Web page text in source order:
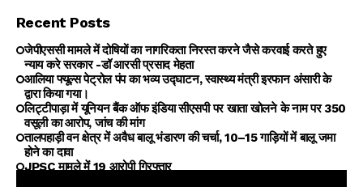
Recent Posts
जेपीएससी मामले में दोषियों का नागरिकता निरस्त करने जैसे करवाई करते हुए
न्याय करे सरकार -डॉ आरसी प्रसाद मेहता
आलिया फ्यूल्स पेट्रोल पंप का भव्य उद्घाटन, स्वास्थ्य मंत्री इरफान अंसारी के
द्वारा किया गया।
लिट्टीपाड़ा में यूनियन बैंक ऑफ इंडिया सीएसपी पर खाता खोलने के नाम पर ₹350
वसूली का आरोप, जांच की मांग
तालपहाड़ी वन क्षेत्र में अवैध बालू भंडारण की चर्चा, 10–15 गाड़ियों में बालू जमा
होने का दावा
JPSC मामले में 19 आरोपी गिरफ्तार